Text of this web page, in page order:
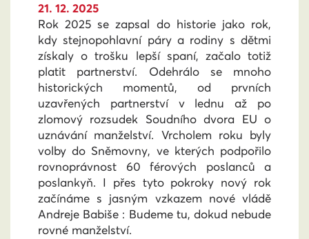
21. 12. 2025
Rok 2025 se zapsal do historie jako rok,
kdy stejnopohlavní páry a rodiny s dětmi
získaly o trošku lepší spaní, začalo totiž
platit partnerství. Odehrálo se mnoho
historických momentů, od prvních
uzavřených partnerství v lednu až po
zlomový rozsudek Soudního dvora EU o
uznávání manželství. Vrcholem roku byly
volby do Sněmovny, ve kterých podpořilo
rovnoprávnost 60 férových poslanců a
poslankyň. I přes tyto pokroky nový rok
začínáme s jasným vzkazem nové vládě
Andreje Babiše : Budeme tu, dokud nebude
rovné manželství.